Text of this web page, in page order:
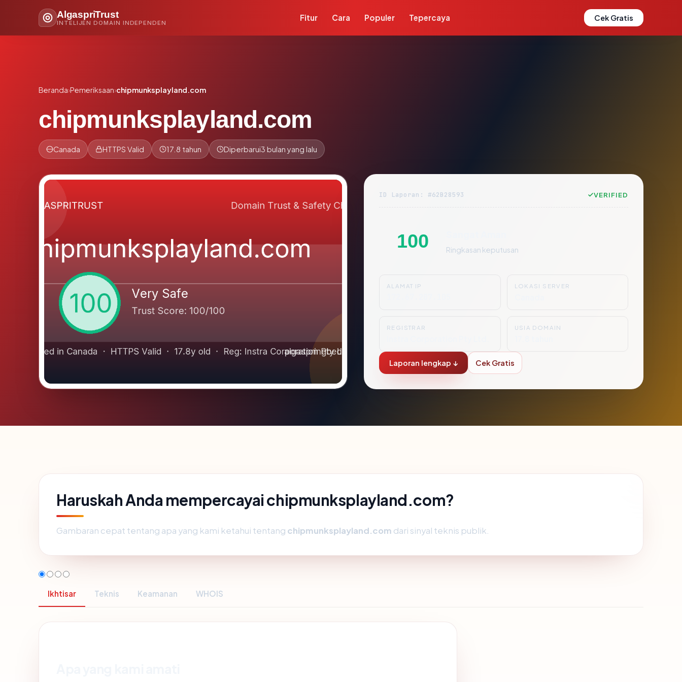
AlgaspriTrust
INTELIJEN DOMAIN INDEPENDEN
Fitur Cara Populer Tepercaya Cek Gratis
Beranda›Pemeriksaan›chipmunksplayland.com
chipmunksplayland.com
Canada HTTPS Valid 17.8 tahun Diperbarui3 bulan yang lalu
ID Laporan: #62B28593 VERIFIED
100 Ringkasan keputusan
ALAMAT IP LOKASI SERVER
REGISTRAR USIA DOMAIN
Laporan lengkap ↓ Cek Gratis
Haruskah Anda mempercayai chipmunksplayland.com?
Gambaran cepat tentang apa yang kami ketahui tentang chipmunksplayland.com dari sinyal teknis publik.
Ikhtisar Teknis Keamanan WHOIS